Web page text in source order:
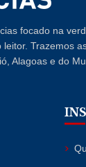
focado na
Trazemos
Alagoas e do